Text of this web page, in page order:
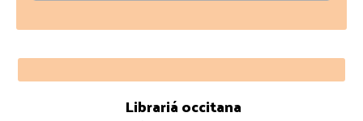
Footer
Librariá occitana